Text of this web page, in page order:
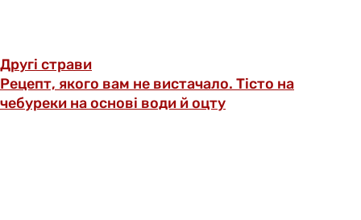
Другі страви
Рецепт, якого вам не вистачало. Тісто на
чебуреки на основі води й оцту